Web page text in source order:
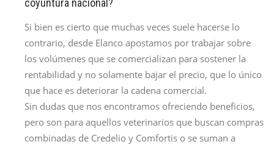
coyuntura nacional?
Si bien es cierto que muchas veces suele hacerse lo
contrario, desde Elanco apostamos por trabajar sobre
los volúmenes que se comercializan para sostener la
rentabilidad y no solamente bajar el precio, que lo único
que hace es deteriorar la cadena comercial.
Sin dudas que nos encontramos ofreciendo beneficios,
pero son para aquellos veterinarios que buscan compras
combinadas de Credelio y Comfortis o se suman a